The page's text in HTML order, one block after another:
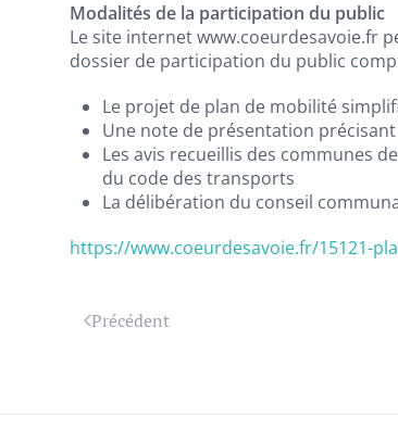
Modalités de la participation du public
Le site internet www.coeurdesavoie.fr
dossier de participation du public
Le projet de plan de mobilité
Une note de présentation
Les avis recueillis des communes
du code des transports
La délibération du conseil
https://www.coeurdesavoie.fr/15121-
Précédent